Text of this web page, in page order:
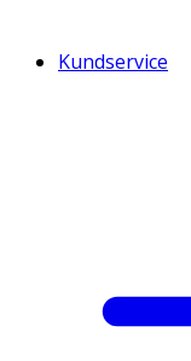
Kundservice